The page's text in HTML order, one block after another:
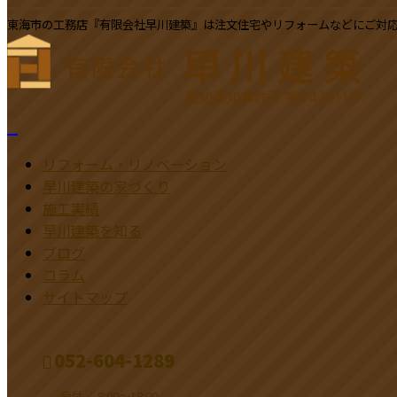
東海市の工務店『有限会社早川建築』は注文住宅やリフォームなどにご対
リフォーム・リノベーション
早川建築の家づくり
施工実績
早川建築を知る
ブログ
コラム
サイトマップ
052-604-1289